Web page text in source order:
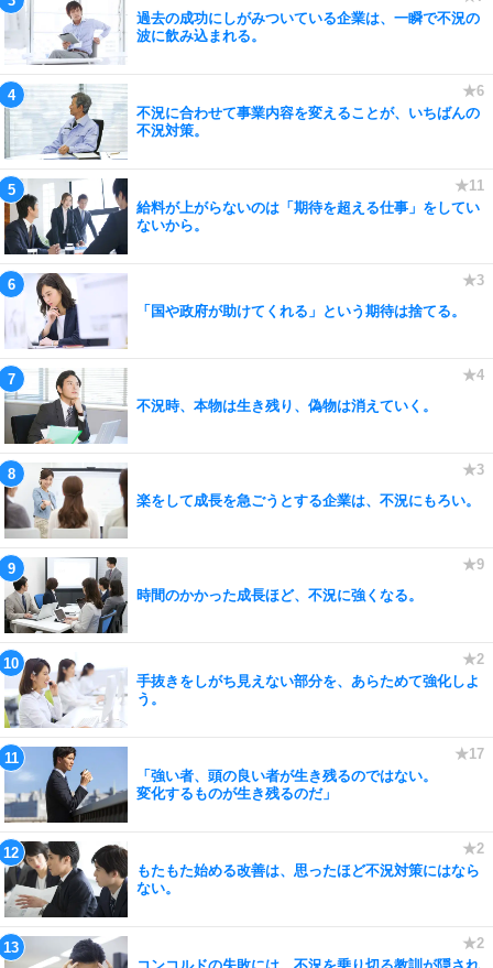
過去の成功にしがみついている企業は、一瞬で不況の
波に飲み込まれる。
不況に合わせて事業内容を変えることが、いちばんの
不況対策。
給料が上がらないのは「期待を超える仕事」をしてい
ないから。
「国や政府が助けてくれる」という期待は捨てる。
不況時、本物は生き残り、偽物は消えていく。
楽をして成長を急ごうとする企業は、不況にもろい。
時間のかかった成長ほど、不況に強くなる。
手抜きをしがち見えない部分を、あらためて強化しよ
う。
「強い者、頭の良い者が生き残るのではない。
変化するものが生き残るのだ」
もたもた始める改善は、思ったほど不況対策にはなら
ない。
コンコルドの失敗には、不況を乗り切る教訓が隠され